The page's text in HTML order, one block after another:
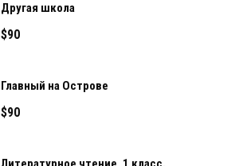
Другая школа
$90
Главный на Острове
$90